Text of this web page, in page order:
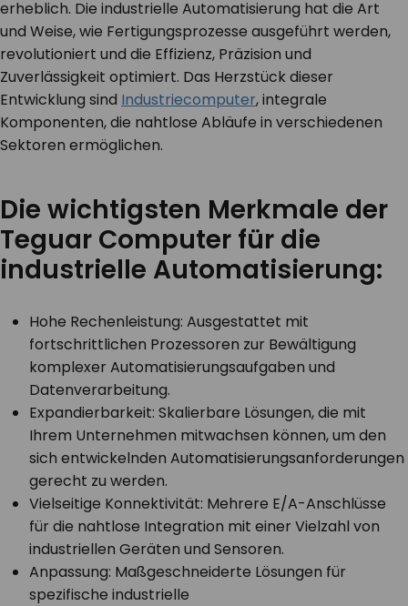
erheblich. Die industrielle Automatisierung hat die Art
und Weise, wie Fertigungsprozesse ausgeführt werden,
revolutioniert und die Effizienz, Präzision und
Zuverlässigkeit optimiert. Das Herzstück dieser
Entwicklung sind Industriecomputer, integrale
Komponenten, die nahtlose Abläufe in verschiedenen
Sektoren ermöglichen.
Die wichtigsten Merkmale der
Teguar Computer für die
industrielle Automatisierung:
Hohe Rechenleistung: Ausgestattet mit
fortschrittlichen Prozessoren zur Bewältigung
komplexer Automatisierungsaufgaben und
Datenverarbeitung.
Expandierbarkeit: Skalierbare Lösungen, die mit
Ihrem Unternehmen mitwachsen können, um den
sich entwickelnden Automatisierungsanforderungen
gerecht zu werden.
Vielseitige Konnektivität: Mehrere E/A-Anschlüsse
für die nahtlose Integration mit einer Vielzahl von
industriellen Geräten und Sensoren.
Anpassung: Maßgeschneiderte Lösungen für
spezifische industrielle